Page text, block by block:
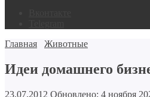
Главная
Животные
Идеи домашнего
23.07.2012 Обновлено: 4 ноября